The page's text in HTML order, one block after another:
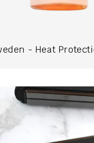
- Heat